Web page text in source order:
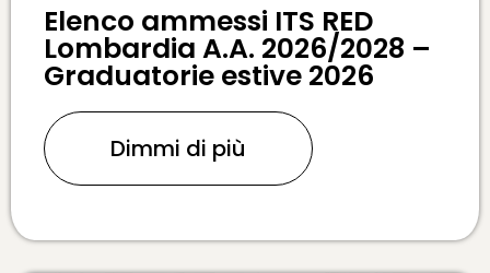
Elenco ammessi ITS RED
Lombardia A.A. 2026/2028 –
Graduatorie estive 2026
Dimmi di più